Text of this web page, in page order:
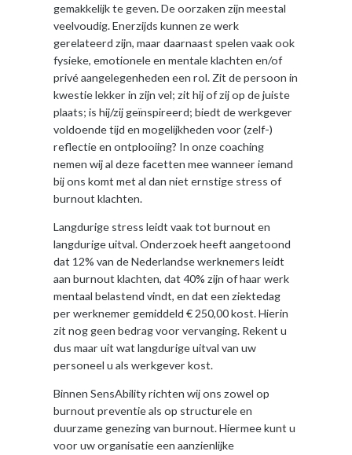
gemakkelijk te geven. De oorzaken zijn meestal
veelvoudig. Enerzijds kunnen ze werk
gerelateerd zijn, maar daarnaast spelen vaak ook
fysieke, emotionele en mentale klachten en/of
privé aangelegenheden een rol. Zit de persoon in
kwestie lekker in zijn vel; zit hij of zij op de juiste
plaats; is hij/zij geïnspireerd; biedt de werkgever
voldoende tijd en mogelijkheden voor (zelf-)
reflectie en ontplooiing? In onze coaching
nemen wij al deze facetten mee wanneer iemand
bij ons komt met al dan niet ernstige stress of
burnout klachten.
Langdurige stress leidt vaak tot burnout en
langdurige uitval. Onderzoek heeft aangetoond
dat 12% van de Nederlandse werknemers leidt
aan burnout klachten, dat 40% zijn of haar werk
mentaal belastend vindt, en dat een ziektedag
per werknemer gemiddeld € 250,00 kost. Hierin
zit nog geen bedrag voor vervanging. Rekent u
dus maar uit wat langdurige uitval van uw
personeel u als werkgever kost.
Binnen SensAbility richten wij ons zowel op
burnout preventie als op structurele en
duurzame genezing van burnout. Hiermee kunt u
voor uw organisatie een aanzienlijke